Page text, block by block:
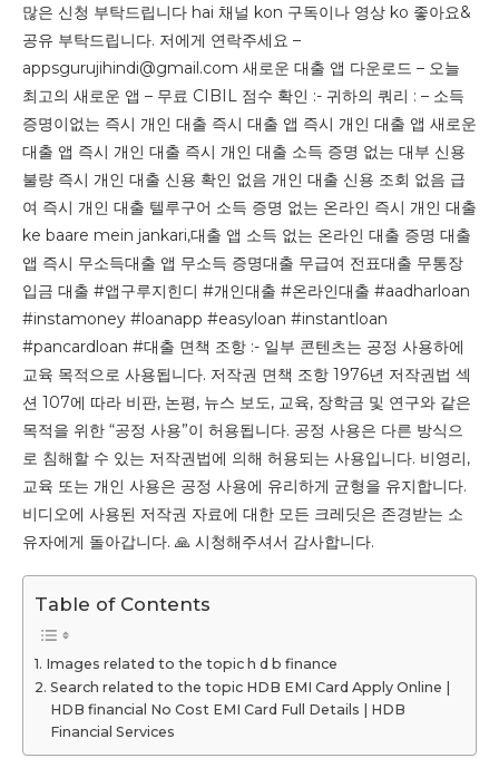
많은 신청 부탁드립니다 hai 채널 kon 구독이나 영상 ko 좋아요&
공유 부탁드립니다. 저에게 연락주세요 –
appsgurujihindi@gmail.com 새로운 대출 앱 다운로드 – 오늘
최고의 새로운 앱 – 무료 CIBIL 점수 확인 :- 귀하의 쿼리 : – 소득
증명이없는 즉시 개인 대출 즉시 대출 앱 즉시 개인 대출 앱 새로운
대출 앱 즉시 개인 대출 즉시 개인 대출 소득 증명 없는 대부 신용
불량 즉시 개인 대출 신용 확인 없음 개인 대출 신용 조회 없음 급
여 즉시 개인 대출 텔루구어 소득 증명 없는 온라인 즉시 개인 대출
ke baare mein jankari,대출 앱 소득 없는 온라인 대출 증명 대출
앱 즉시 무소득대출 앱 무소득 증명대출 무급여 전표대출 무통장
입금 대출 #앱구루지힌디 #개인대출 #온라인대출 #aadharloan
#instamoney #loanapp #easyloan #instantloan
#pancardloan #대출 면책 조항 :- 일부 콘텐츠는 공정 사용하에
교육 목적으로 사용됩니다. 저작권 면책 조항 1976년 저작권법 섹
션 107에 따라 비판, 논평, 뉴스 보도, 교육, 장학금 및 연구와 같은
목적을 위한 “공정 사용”이 허용됩니다. 공정 사용은 다른 방식으
로 침해할 수 있는 저작권법에 의해 허용되는 사용입니다. 비영리,
교육 또는 개인 사용은 공정 사용에 유리하게 균형을 유지합니다.
비디오에 사용된 저작권 자료에 대한 모든 크레딧은 존경받는 소
유자에게 돌아갑니다. 🙏 시청해주셔서 감사합니다.
Table of Contents
Images related to the topic h d b finance
Search related to the topic HDB EMI Card Apply Online |
HDB financial No Cost EMI Card Full Details | HDB
Financial Services